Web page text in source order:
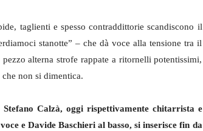
taglienti e spesso contraddittorie scandiscono il
stanotte” – che dà voce alla tensione tra il
alterna strofe rappate a ritornelli potentissimi,
non si dimentica.
Stefano Calzà, oggi rispettivamente chitarrista e
e Davide Baschieri al basso, si inserisce fin da